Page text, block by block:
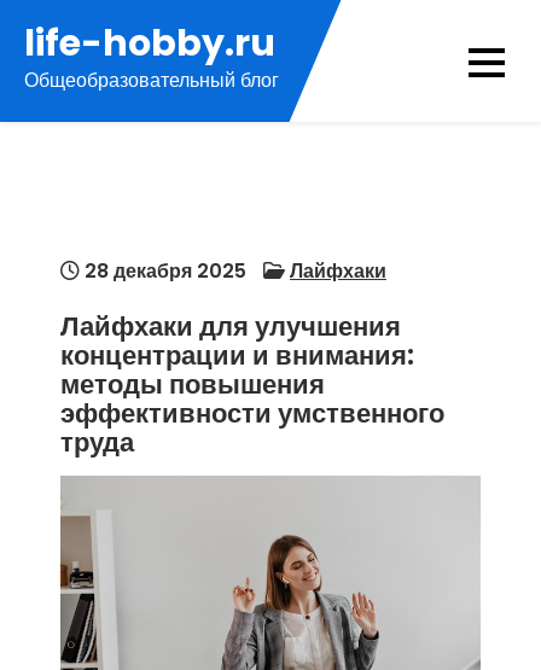
содержимому
life-hobby.ru
Общеобразовательный блог
28 декабря 2025 Лайфхаки
Лайфхаки для улучшения
концентрации и внимания:
методы повышения
эффективности умственного
труда